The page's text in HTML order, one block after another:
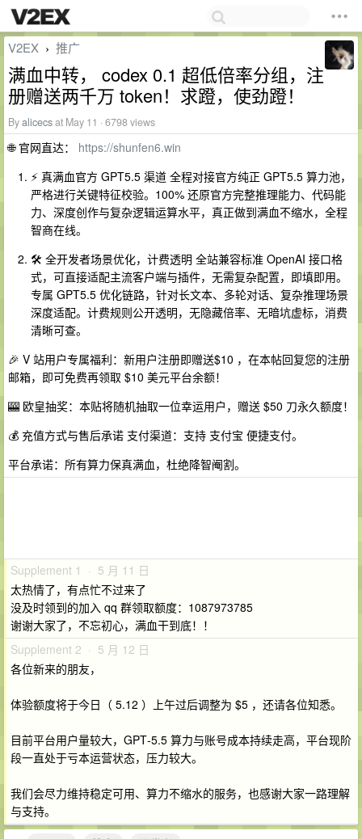
V2EX › 推广
满血中转， codex 0.1 超低倍率分组，注
册赠送两千万 token！求蹬，使劲蹬！
Byalicecsat May 11 · 6798 views
🌐 官网直达： https://shunfen6.win
⚡ 真满血官方 GPT5.5 渠道 全程对接官方纯正 GPT5.5 算力池，
严格进行关键特征校验。100% 还原官方完整推理能力、代码能
力、深度创作与复杂逻辑运算水平，真正做到满血不缩水，全程
智商在线。
🛠️ 全开发者场景优化，计费透明 全站兼容标准 OpenAI 接口格
式，可直接适配主流客户端与插件，无需复杂配置，即填即用。
专属 GPT5.5 优化链路，针对长文本、多轮对话、复杂推理场景
深度适配。计费规则公开透明，无隐藏倍率、无暗坑虚标，消费
清晰可查。
🎉 V 站用户专属福利：新用户注册即赠送$10 ，在本帖回复您的注册
邮箱，即可免费再领取 $10 美元平台余额！
🎰 欧皇抽奖：本贴将随机抽取一位幸运用户，赠送 $50 刀永久额度！
💰 充值方式与售后承诺 支付渠道：支持 支付宝 便捷支付。
平台承诺：所有算力保真满血，杜绝降智阉割。
Supplement 1 · 5 月 11 日
太热情了，有点忙不过来了
没及时领到的加入 qq 群领取额度：1087973785
谢谢大家了，不忘初心，满血干到底！！
Supplement 2 · 5 月 12 日
各位新来的朋友，
体验额度将于今日（ 5.12 ）上午过后调整为 $5 ，还请各位知悉。
目前平台用户量较大，GPT‑5.5 算力与账号成本持续走高，平台现阶
段一直处于亏本运营状态，压力较大。
我们会尽力维持稳定可用、算力不缩水的服务，也感谢大家一路理解
与支持。